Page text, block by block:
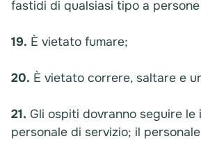
fastidi di qualsiasi tipo a
19. È vietato fumare;
20. È vietato correre, saltare e
21. Gli ospiti dovranno seguire le
personale di servizio; il